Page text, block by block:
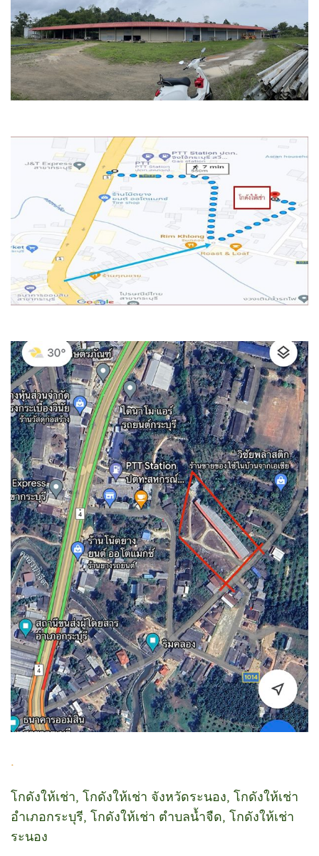
.
โกดังให้เช่า, โกดังให้เช่า จังหวัดระนอง, โกดังให้เช่า
อำเภอกระบุรี, โกดังให้เช่า ตำบลน้ำจืด, โกดังให้เช่า
ระนอง